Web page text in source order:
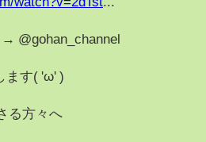
@gohan_channel
ます( 'ω' )
る方々へ